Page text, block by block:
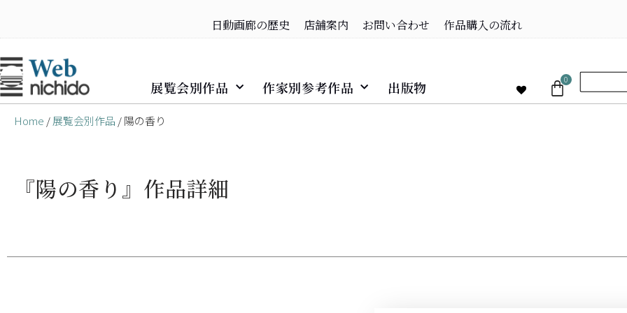
コ
ン
テ
ン
ツ
日動画廊の歴史 店舗案内 お問い合わせ 作品購入の流れ
展覧会別作品 作家別参考作品 出版物 0
Home /展覧会別作品 / 陽の香り
『陽の香り』作品詳細